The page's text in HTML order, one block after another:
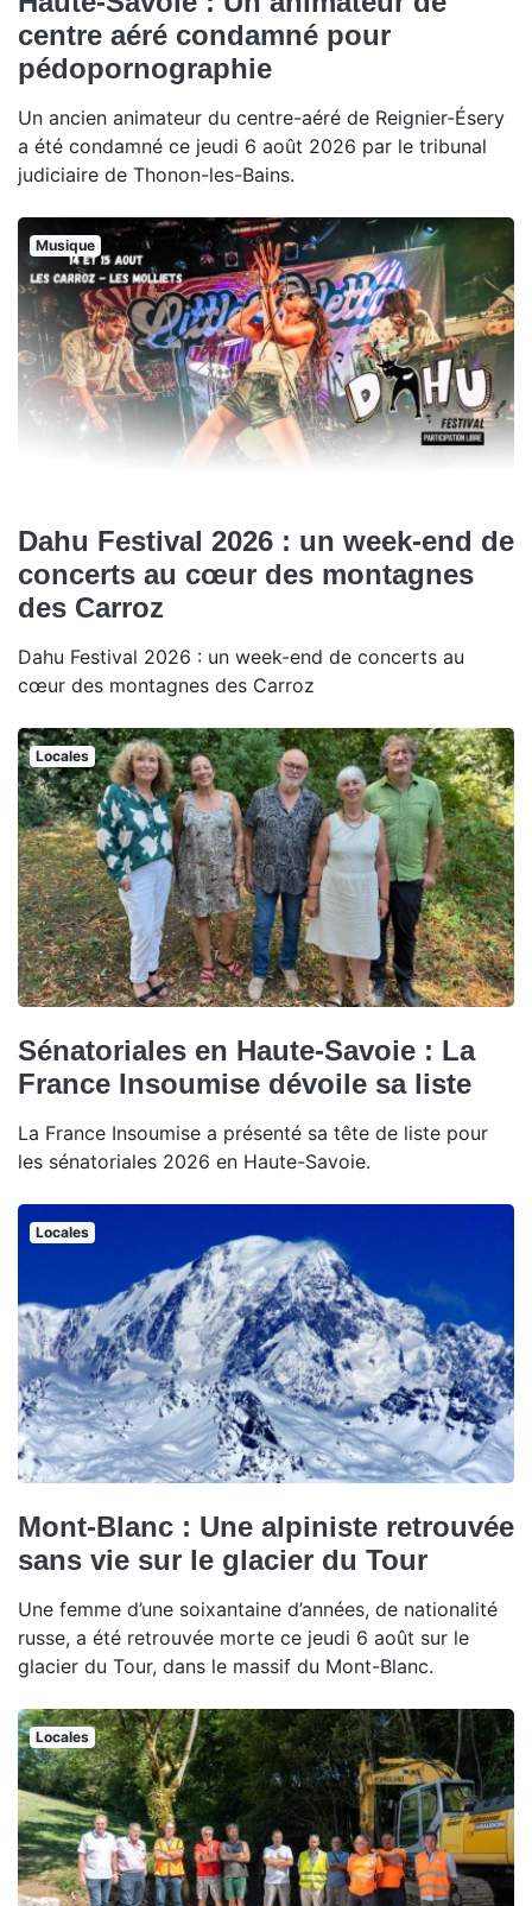
centre aéré condamné pour
pédopornographie
Un ancien animateur du centre-aéré de Reignier-Ésery
a été condamné ce jeudi 6 août 2026 par le tribunal
judiciaire de Thonon-les-Bains.
Musique
Dahu Festival 2026 : un week-end de
concerts au cœur des montagnes
des Carroz
Dahu Festival 2026 : un week-end de concerts au
cœur des montagnes des Carroz
Locales
Sénatoriales en Haute-Savoie : La
France Insoumise dévoile sa liste
La France Insoumise a présenté sa tête de liste pour
les sénatoriales 2026 en Haute-Savoie.
Locales
Mont-Blanc : Une alpiniste retrouvée
sans vie sur le glacier du Tour
Une femme d’une soixantaine d’années, de nationalité
russe, a été retrouvée morte ce jeudi 6 août sur le
glacier du Tour, dans le massif du Mont-Blanc.
Locales